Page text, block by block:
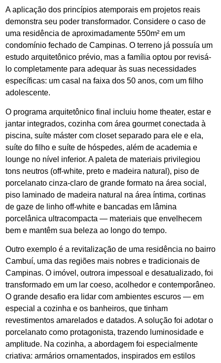
A aplicação dos princípios atemporais em projetos reais
demonstra seu poder transformador. Considere o caso de
uma residência de aproximadamente 550m² em um
condomínio fechado de Campinas. O terreno já possuía um
estudo arquitetônico prévio, mas a família optou por revisá-
lo completamente para adequar às suas necessidades
específicas: um casal na faixa dos 50 anos, com um filho
adolescente.
O programa arquitetônico final incluiu home theater, estar e
jantar integrados, cozinha com área gourmet conectada à
piscina, suíte máster com closet separado para ele e ela,
suíte do filho e suíte de hóspedes, além de academia e
lounge no nível inferior. A paleta de materiais privilegiou
tons neutros (off-white, preto e madeira natural), piso de
porcelanato cinza-claro de grande formato na área social,
piso laminado de madeira natural na área íntima, cortinas
de gaze de linho off-white e bancadas em lâmina
porcelânica ultracompacta — materiais que envelhecem
bem e mantêm sua beleza ao longo do tempo.
Outro exemplo é a revitalização de uma residência no bairro
Cambuí, uma das regiões mais nobres e tradicionais de
Campinas. O imóvel, outrora impessoal e desatualizado, foi
transformado em um lar coeso, acolhedor e contemporâneo.
O grande desafio era lidar com ambientes escuros — em
especial a cozinha e os banheiros, que tinham
revestimentos amarelados e datados. A solução foi adotar o
porcelanato como protagonista, trazendo luminosidade e
amplitude. Na cozinha, a abordagem foi especialmente
criativa: armários ornamentados, inspirados em estilos